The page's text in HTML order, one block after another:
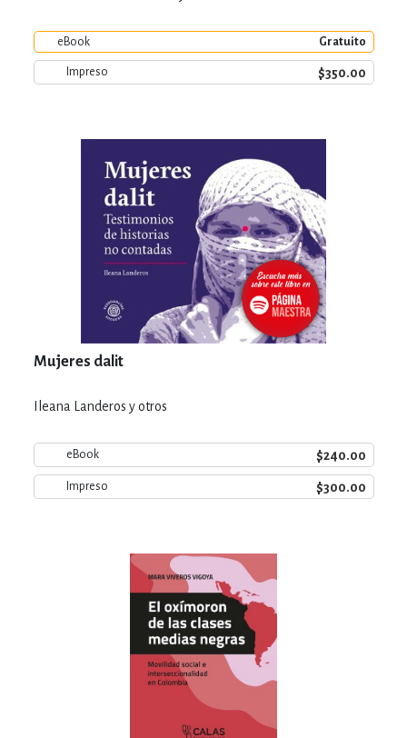
eBook Gratuito
Impreso $350.00
Mujeres dalit
Ileana Landeros y otros
eBook $240.00
Impreso $300.00